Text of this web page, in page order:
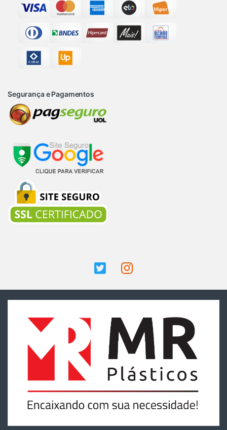
Segurança e Pagamentos